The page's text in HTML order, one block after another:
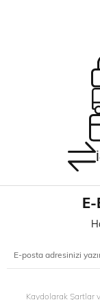
E-
Kaydolarak Şartlar